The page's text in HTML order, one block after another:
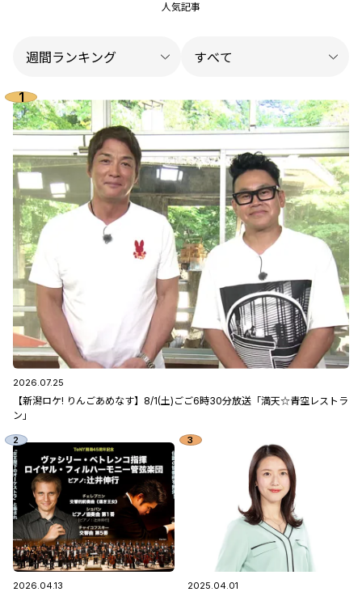
人気記事
2026.07.25
【新潟ロケ! りんごあめなす】8/1(土)ごご6時30分放送「満天☆青空レストラ
ン」
2026.04.13 2025.04.01